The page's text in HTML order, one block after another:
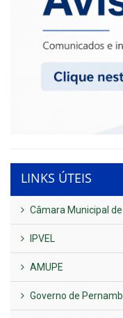
LINKS ÚTEIS
Câmara Municipal
IPVEL
AMUPE
Governo de